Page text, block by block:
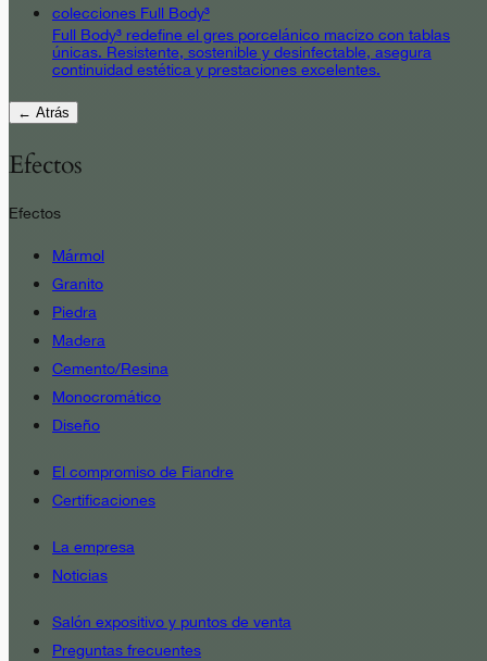
colecciones Full Body³
Full Body³ redefine el gres porcelánico macizo con tablas
únicas. Resistente, sostenible y desinfectable, asegura
continuidad estética y prestaciones excelentes.
← Atrás
Efectos
Efectos
Mármol
Granito
Piedra
Madera
Cemento/Resina
Monocromático
Diseño
El compromiso de Fiandre
Certificaciones
La empresa
Noticias
Salón expositivo y puntos de venta
Preguntas frecuentes